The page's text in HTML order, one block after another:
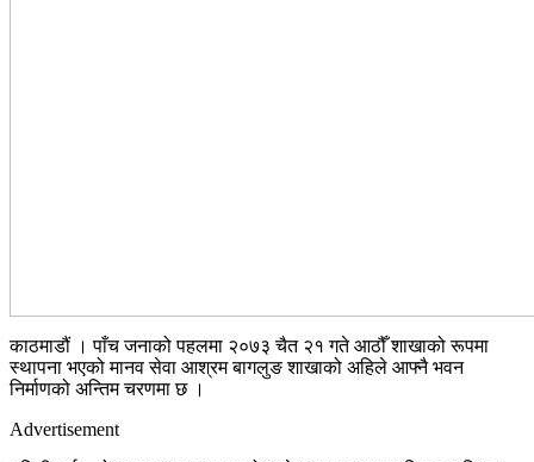
काठमाडौं । पाँच जनाको पहलमा २०७३ चैत २१ गते आठौँ शाखाको रूपमा
स्थापना भएको मानव सेवा आश्रम बागलुङ शाखाको अहिले आफ्नै भवन
निर्माणको अन्तिम चरणमा छ ।
Advertisement